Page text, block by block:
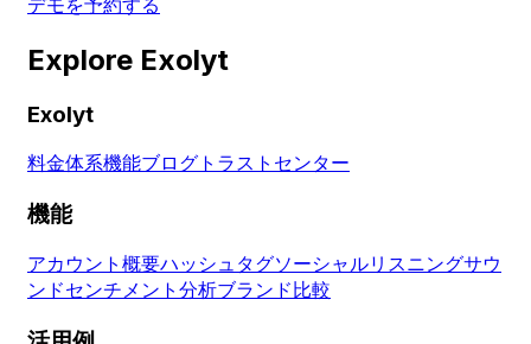
デモを予約する
Explore Exolyt
Exolyt
料金体系機能ブログ トラストセンター
機能
アカウント概要ハッシュタグソーシャルリスニングサウ
ンドセンチメント分析ブランド比較